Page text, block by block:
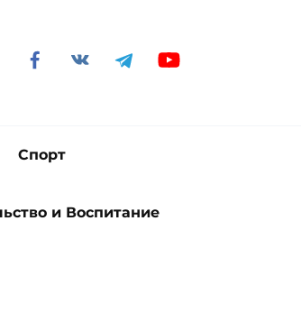
Спорт
и Воспитание